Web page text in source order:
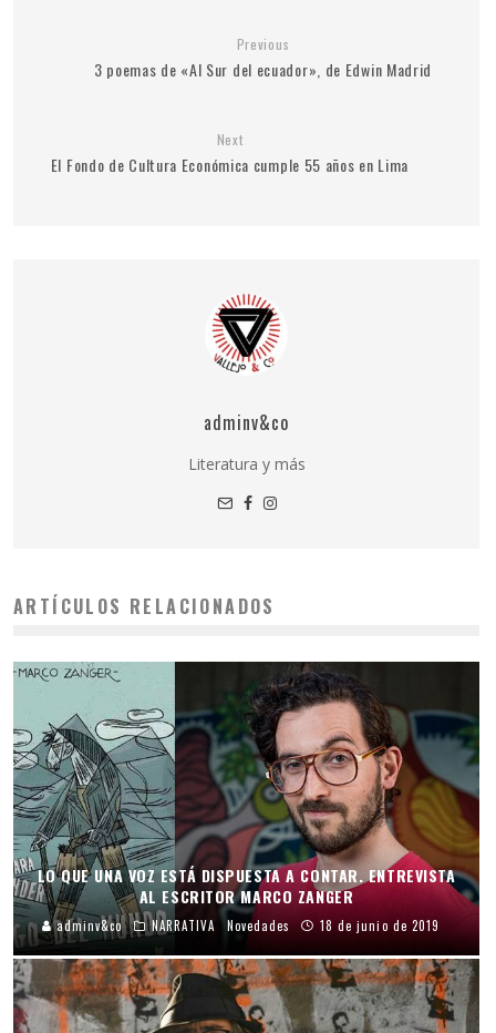
Previous
3 poemas de «Al Sur del ecuador», de Edwin Madrid
Next
El Fondo de Cultura Económica cumple 55 años en Lima
adminv&co
Literatura y más
ARTÍCULOS RELACIONADOS
LO QUE UNA VOZ ESTÁ DISPUESTA A CONTAR. ENTREVISTA
AL ESCRITOR MARCO ZANGER
adminv&co NARRATIVA Novedades 18 de junio de 2019